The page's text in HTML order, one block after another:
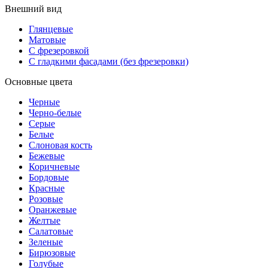
Внешний вид
Глянцевые
Матовые
С фрезеровкой
С гладкими фасадами (без фрезеровки)
Основные цвета
Черные
Черно-белые
Серые
Белые
Слоновая кость
Бежевые
Коричневые
Бордовые
Красные
Розовые
Оранжевые
Желтые
Салатовые
Зеленые
Бирюзовые
Голубые